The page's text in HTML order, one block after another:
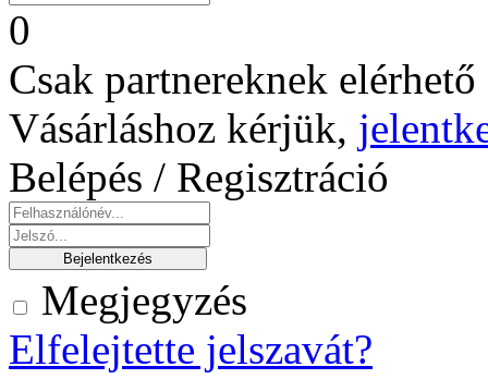
0
Csak partnereknek
Vásárláshoz kérjük,
Belépés / Regisztráció
Megjegyzés
Elfelejtette jelszavát?